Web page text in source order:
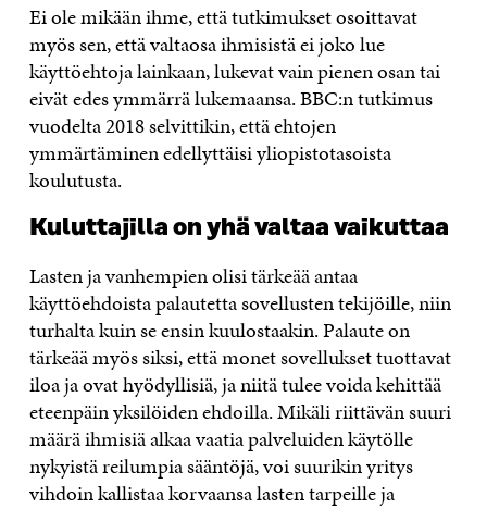
Ei ole mikään ihme, että tutkimukset osoittavat
myös sen, että valtaosa ihmisistä ei joko lue
käyttöehtoja lainkaan, lukevat vain pienen osan tai
eivät edes ymmärrä lukemaansa. BBC:n tutkimus
vuodelta 2018 selvittikin, että ehtojen
ymmärtäminen edellyttäisi yliopistotasoista
koulutusta.
Kuluttajilla on yhä valtaa vaikuttaa
Lasten ja vanhempien olisi tärkeää antaa
käyttöehdoista palautetta sovellusten tekijöille, niin
turhalta kuin se ensin kuulostaakin. Palaute on
tärkeää myös siksi, että monet sovellukset tuottavat
iloa ja ovat hyödyllisiä, ja niitä tulee voida kehittää
eteenpäin yksilöiden ehdoilla. Mikäli riittävän suuri
määrä ihmisiä alkaa vaatia palveluiden käytölle
nykyistä reilumpia sääntöjä, voi suurikin yritys
vihdoin kallistaa korvaansa lasten tarpeille ja